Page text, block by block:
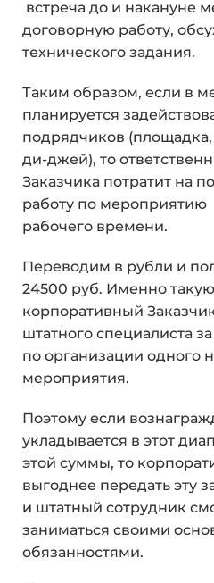
встреча до и накануне
договорную работу,
технического задания.
Таким образом, если в
планируется
подрядчиков
ди-джей), то
Заказчика потратит на
работу по мероприятию
рабочего времени.
Переводим в рубли и
24500 руб. Именно
корпоративный
штатного специалиста
по организации одного
мероприятия.
Поэтому если
укладывается в этот
этой суммы, то
выгоднее передать эту
и штатный сотрудник
заниматься своими
обязанностями.